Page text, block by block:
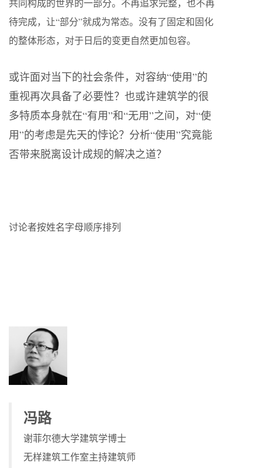
共同构成的世界的一部分。不再追求完整，也不再
待完成，让“部分”就成为常态。没有了固定和固化
的整体形态，对于日后的变更自然更加包容。
或许面对当下的社会条件，对容纳“使用”的
重视再次具备了必要性？也或许建筑学的很
多特质本身就在“有用”和“无用”之间，对“使
用”的考虑是先天的悖论？分析“使用”究竟能
否带来脱离设计成规的解决之道？
讨论者按姓名字母顺序排列
冯路
谢菲尔德大学建筑学博士
无样建筑工作室主持建筑师